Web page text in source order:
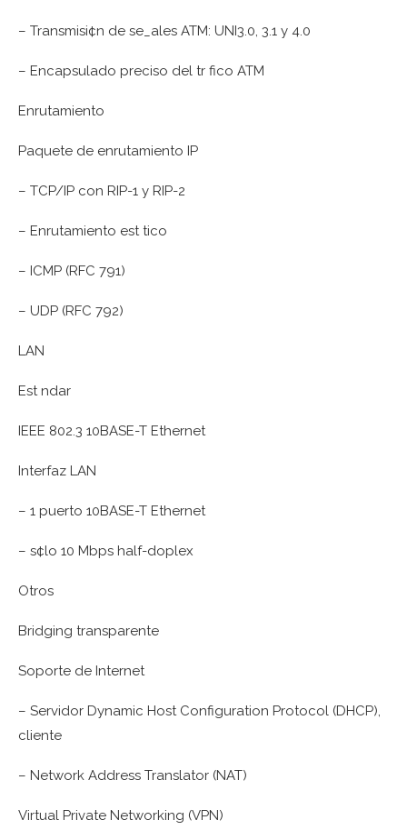
– Transmisi¢n de se_ales ATM: UNI3.0, 3.1 y 4.0
– Encapsulado preciso del tr fico ATM
Enrutamiento
Paquete de enrutamiento IP
– TCP/IP con RIP-1 y RIP-2
– Enrutamiento est tico
– ICMP (RFC 791)
– UDP (RFC 792)
LAN
Est ndar
IEEE 802.3 10BASE-T Ethernet
Interfaz LAN
– 1 puerto 10BASE-T Ethernet
– s¢lo 10 Mbps half-doplex
Otros
Bridging transparente
Soporte de Internet
– Servidor Dynamic Host Configuration Protocol (DHCP),
cliente
– Network Address Translator (NAT)
Virtual Private Networking (VPN)